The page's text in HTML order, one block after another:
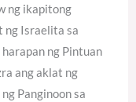
ng ikapitong
ng Israelita sa
ng Pintuan
ang aklat ng
Panginoon sa